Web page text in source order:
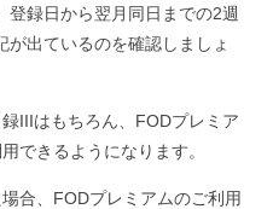
登録日から翌月同日までの2週
が出ているのを確認しましょ
IIIはもちろん、FODプレミア
できるようになります。
合、FODプレミアムのご利用